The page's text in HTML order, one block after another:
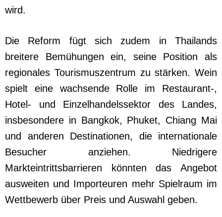
wird.
Die Reform fügt sich zudem in Thailands
breitere Bemühungen ein, seine Position als
regionales Tourismuszentrum zu stärken. Wein
spielt eine wachsende Rolle im Restaurant-,
Hotel- und Einzelhandelssektor des Landes,
insbesondere in Bangkok, Phuket, Chiang Mai
und anderen Destinationen, die internationale
Besucher anziehen. Niedrigere
Markteintrittsbarrieren könnten das Angebot
ausweiten und Importeuren mehr Spielraum im
Wettbewerb über Preis und Auswahl geben.